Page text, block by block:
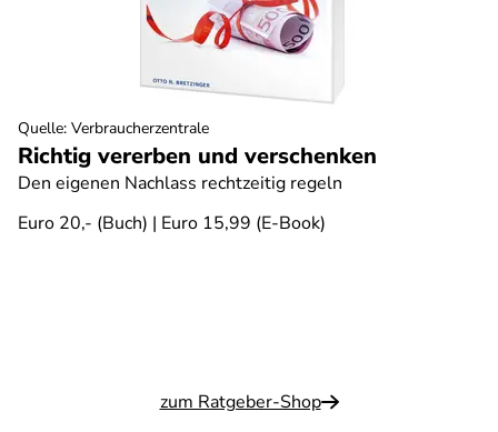
Richtig vererben und verschenken
Den eigenen Nachlass rechtzeitig regeln
Euro 20,- (Buch) | Euro 15,99 (E-Book)
zum Ratgeber-Shop
Quelle: Verbraucherzentrale